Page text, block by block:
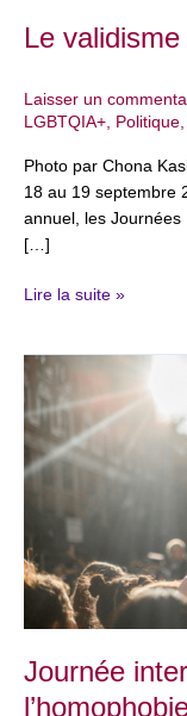
Le
Laisser un
LGBTQIA+, Politique,
Photo par Chona
18 au 19 septembre
annuel, les
[…]
Lire la suite »
Journée
Journée
internationale
contre
l’homophobie,
la
l’interphobie
(IDAHOT)